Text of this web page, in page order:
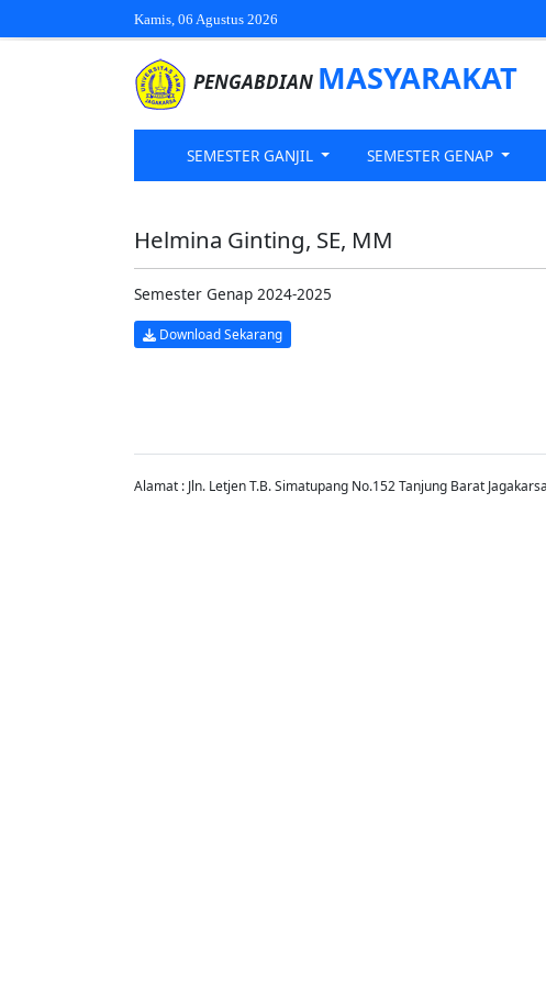
Kamis, 06 Agustus 2026
PENGABDIAN MASYARAKAT
SEMESTER GANJIL SEMESTER GENAP
Helmina Ginting, SE, MM
Semester Genap 2024-2025
Download Sekarang
Alamat : Jln. Letjen T.B. Simatupang No.152 Tanjung Barat